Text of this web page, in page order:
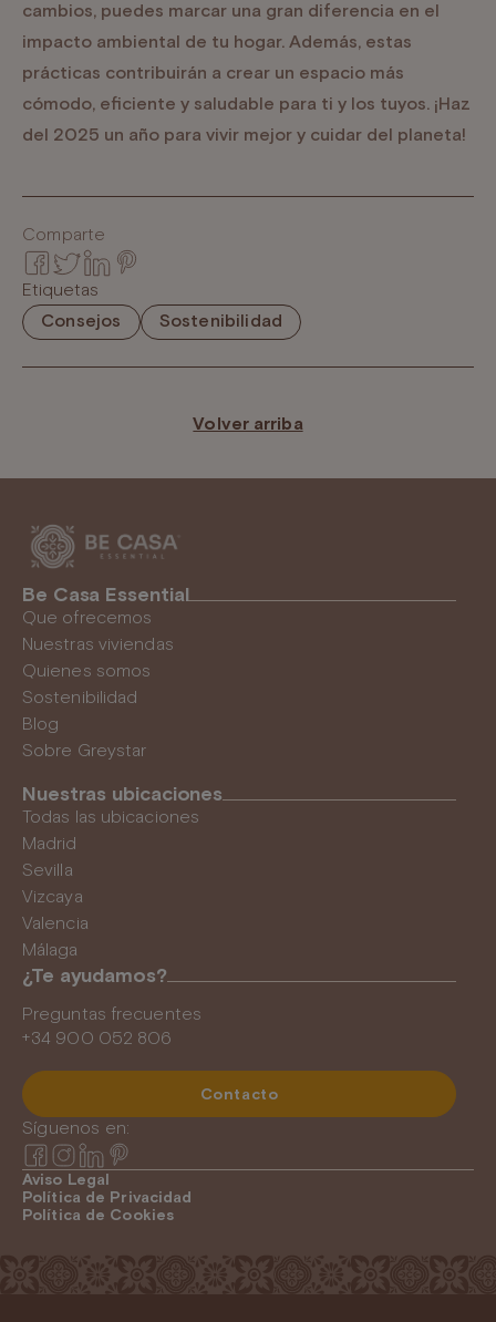
cambios, puedes marcar una gran diferencia en el
impacto ambiental de tu hogar. Además, estas
prácticas contribuirán a crear un espacio más
cómodo, eficiente y saludable para ti y los tuyos. ¡Haz
del 2025 un año para vivir mejor y cuidar del planeta!
Comparte
Etiquetas
consejos
Sostenibilidad
Volver arriba
Be Casa Essential
Que ofrecemos
Nuestras viviendas
Quienes somos
Sostenibilidad
Blog
Sobre Greystar
Nuestras ubicaciones
Todas las ubicaciones
Madrid
Sevilla
Vizcaya
Valencia
Málaga
¿Te ayudamos?
Preguntas frecuentes
+34 900 052 806
Contacto
Aviso Legal
Política de Privacidad
Política de Cookies
Síguenos en: